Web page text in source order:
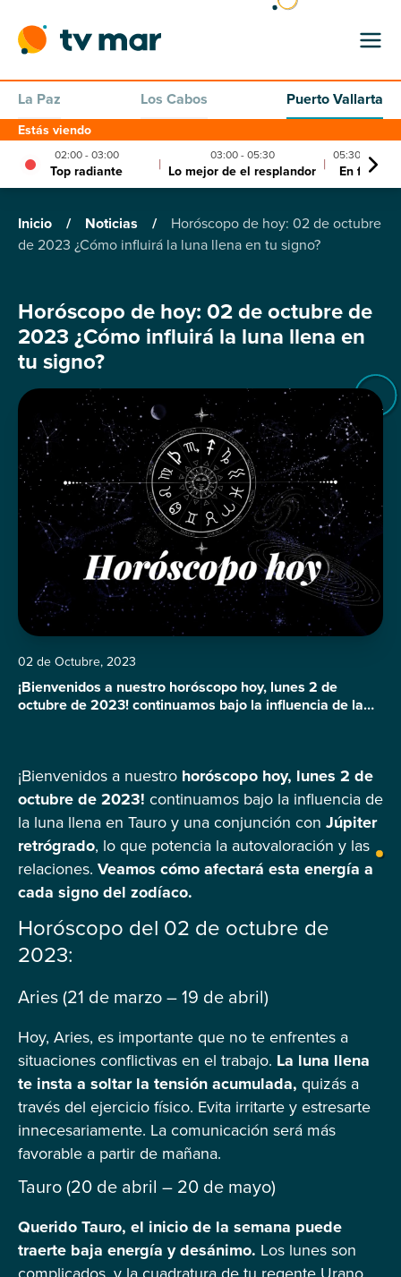
La Paz Los Cabos Puerto Vallarta
Estás viendo
02:00 - 03:00
Top radiante | 03:00 - 05:30
Lo mejor de el resplandor | 05:30 - 06:00
En forma
Inicio / Noticias /
Horóscopo de hoy: 02 de octubre
de 2023 ¿Cómo influirá la luna llena en tu signo?
Horóscopo de hoy: 02 de octubre de
2023 ¿Cómo influirá la luna llena en
tu signo?
02 de Octubre, 2023
¡Bienvenidos a nuestro horóscopo hoy, lunes 2 de
octubre de 2023! continuamos bajo la influencia de la
signo del zodíaco. Horóscopo del 02 de octubre de
2023: Aries (21 de […]
¡Bienvenidos a nuestro horóscopo hoy, lunes 2 de
octubre de 2023! continuamos bajo la influencia de
la luna llena en Tauro y una conjunción con Júpiter
retrógrado, lo que potencia la autovaloración y las
relaciones. Veamos cómo afectará esta energía a
cada signo del zodíaco.
Horóscopo del 02 de octubre de
2023:
Aries (21 de marzo – 19 de abril)
Hoy, Aries, es importante que no te enfrentes a
situaciones conflictivas en el trabajo. La luna llena
te insta a soltar la tensión acumulada, quizás a
través del ejercicio físico. Evita irritarte y estresarte
innecesariamente. La comunicación será más
favorable a partir de mañana.
Tauro (20 de abril – 20 de mayo)
Querido Tauro, el inicio de la semana puede
traerte baja energía y desánimo. Los lunes son